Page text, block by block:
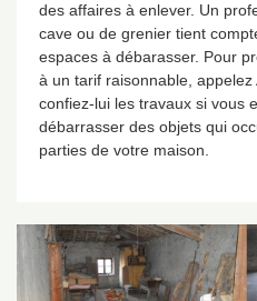
des affaires à enlever. Un
cave ou de grenier tient
espaces à débarasser. Pour
à un tarif raisonnable,
confiez-lui les travaux si vous
débarrasser des objets qui
parties de votre maison.